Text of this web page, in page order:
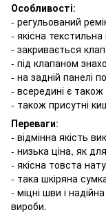
Особливості:
- регульований
- якісна текстильна
- закривається
- під клапаном
- на задній панелі
- всередині є
- також присутні
Переваги:
- відмінна якість
- низька ціна, як
- якісна товста
- така шкіряна
- міцні шви і
вироби.